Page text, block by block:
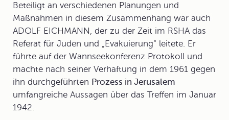
Beteiligt an verschiedenen Planungen und
Maßnahmen in diesem Zusammenhang war auch
ADOLF EICHMANN, der zu der Zeit im RSHA das
Referat für Juden und „Evakuierung“ leitete. Er
führte auf der Wannseekonferenz Protokoll und
machte nach seiner Verhaftung in dem 1961 gegen
ihn durchgeführten Prozess in Jerusalem
umfangreiche Aussagen über das Treffen im Januar
1942.